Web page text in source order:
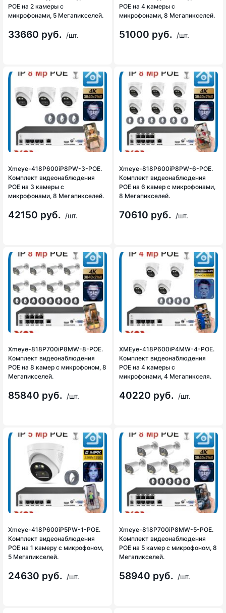
POE на 2 камеры с
микрофонами, 5 Мегапикселей.
33660 руб. /шт.
POE на 4 камеры с
микрофонами, 8 Мегапикселей.
51000 руб. /шт.
Xmeye-418P600iP8PW-3-POE.
Комплект видеонаблюдения
POE на 3 камеры с
микрофонами, 8 Мегапикселей.
42150 руб. /шт.
Xmeye-818P600iP8PW-6-POE.
Комплект видеонаблюдения
POE на 6 камер с микрофонами,
8 Мегапикселей.
70610 руб. /шт.
Xmeye-818P700iP8MW-8-POE.
Комплект видеонаблюдения
POE на 8 камер с микрофоном, 8
Мегапикселей.
85840 руб. /шт.
XMEye-418P600iP4MW-4-POE.
Комплект видеонаблюдения
POE на 4 камеры с
микрофонами, 4 Мегапикселя.
40220 руб. /шт.
Xmeye-418P600iP5PW-1-POE.
Комплект видеонаблюдения
POE на 1 камеру с микрофоном,
5 Мегапикселей.
24630 руб. /шт.
Xmeye-818P700iP8MW-5-POE.
Комплект видеонаблюдения
POE на 5 камер с микрофоном, 8
Мегапикселей.
58940 руб. /шт.